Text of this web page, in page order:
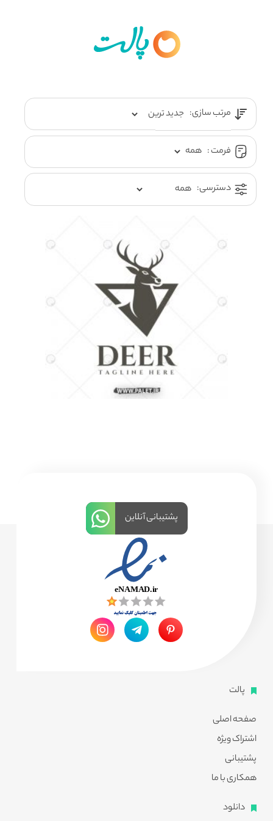
مرتب سازی:
فرمت :
دسترسی:
پالت
صفحه اصلی
اشتراک ویژه
پشتیبانی
همکاری با ما
دانلود
پشتیبانی آنلاین